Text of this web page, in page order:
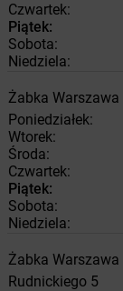
Czwartek:
Piątek:
Sobota:
Niedziela:
Żabka Warszawa
Poniedziałek:
Wtorek:
Środa:
Czwartek:
Piątek:
Sobota:
Niedziela:
Żabka Warszawa
Rudnickiego 5